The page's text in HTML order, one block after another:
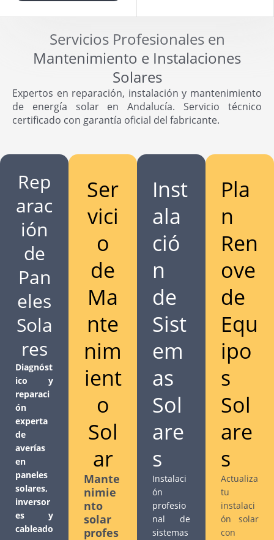
Servicios Profesionales en
Mantenimiento e Instalaciones
Solares
Expertos en reparación, instalación y mantenimiento
de energía solar en Andalucía. Servicio técnico
certificado con garantía oficial del fabricante.
Rep
arac
ión
de
Pan
eles
Sola
res
Diagnóst
ico y
reparaci
ón
experta
de
averías
en
paneles
solares,
inversor
es y
cableado
Ser
vici
o
de
Ma
nte
nim
ient
o
Sol
ar
Mante
nimie
nto
solar
profes
Inst
ala
ció
n
de
Sist
em
as
Sol
are
s
Instalaci
ón
profesio
nal de
sistemas
Pla
n
Ren
ove
de
Equ
ipo
s
Sol
are
s
Actualiza
tu
instalaci
ón solar
con